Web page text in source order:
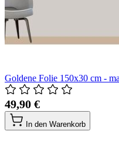
Goldene Folie 150x30 cm -
49,90 €
In den Warenkorb